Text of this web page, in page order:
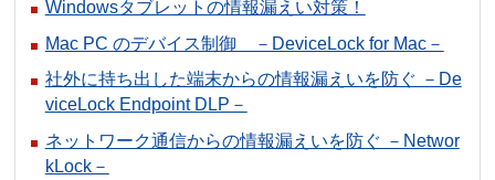
Windowsタブレットの情報漏えい対策！
Mac PC のデバイス制御 －DeviceLock for Mac－
社外に持ち出した端末からの情報漏えいを防ぐ －De
viceLock Endpoint DLP－
ネットワーク通信からの情報漏えいを防ぐ －Networ
kLock－